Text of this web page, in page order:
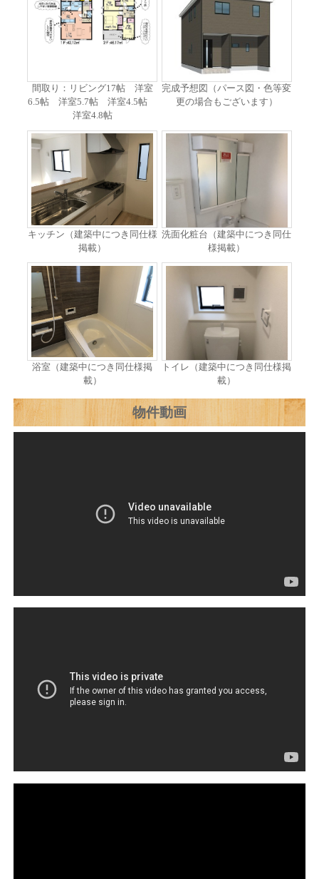
間取り：リビング17帖 洋室
6.5帖 洋室5.7帖 洋室4.5帖
洋室4.8帖
完成予想図（パース図・色等変
更の場合もございます）
キッチン（建築中につき同仕様
掲載）
洗面化粧台（建築中につき同仕
様掲載）
浴室（建築中につき同仕様掲
載）
トイレ（建築中につき同仕様掲
載）
物件動画